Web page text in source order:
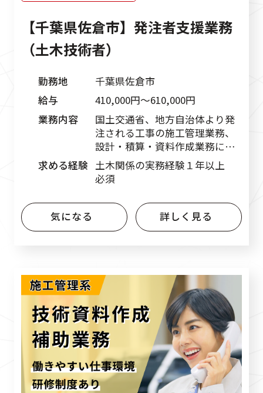
【千葉県佐倉市】発注者支援業務
（土木技術者）
勤務地
千葉県佐倉市
給与
410,000円〜610,000円
業務内容
国土交通省、地方自治体より発
注される工事の施工管理業務、
設計・積算・資料作成業務に従
事します。
求める経験 土木関係の実務経験１年以上
必須
気になる 詳しく見る